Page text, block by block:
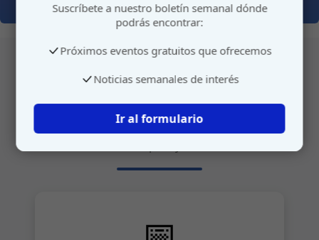
Atención personalizada
Gestione su cita o envíenos sus sugerencias de
Suscríbete a nuestro boletín semanal dónde
podrás encontrar:
Próximos eventos gratuitos que ofrecemos
Noticias semanales de interés
Ir al formulario